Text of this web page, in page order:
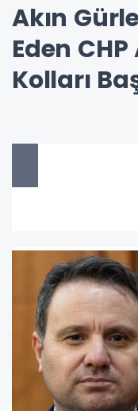
Akın
Eden
Kolları